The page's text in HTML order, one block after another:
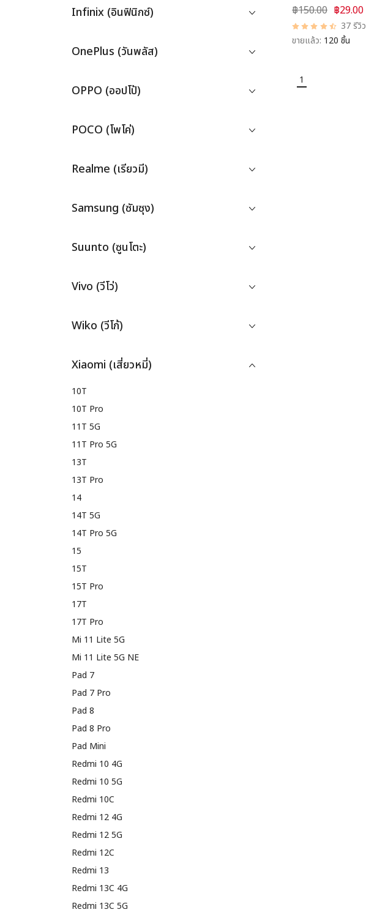
Infinix (อินฟินิกซ์)
OnePlus (วันพลัส)
OPPO (ออปโป้)
POCO (โพโค่)
Realme (เรียวมี)
Samsung (ซัมซุง)
Suunto (ซูนโตะ)
Vivo (วีโว่)
Wiko (วีโก้)
Xiaomi (เสี่ยวหมี่)
10T
10T Pro
11T 5G
11T Pro 5G
13T
13T Pro
14
14T 5G
14T Pro 5G
15
15T
15T Pro
17T
17T Pro
Mi 11 Lite 5G
Mi 11 Lite 5G NE
Pad 7
Pad 7 Pro
Pad 8
Pad 8 Pro
Pad Mini
Redmi 10 4G
Redmi 10 5G
Redmi 10C
Redmi 12 4G
Redmi 12 5G
Redmi 12C
Redmi 13
Redmi 13C 4G
Redmi 13C 5G
฿150.00 ฿29.00
37 รีวิว
ขายแล้ว: 120 ชิ้น
1